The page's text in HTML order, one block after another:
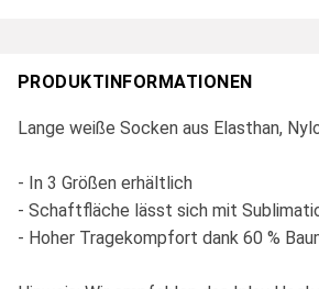
PRODUKTINFORMATIONEN
Lange weiße Socken aus Elasthan,
- In 3 Größen erhältlich
- Schaftfläche lässt sich mit
- Hoher Tragekompfort dank 60 %